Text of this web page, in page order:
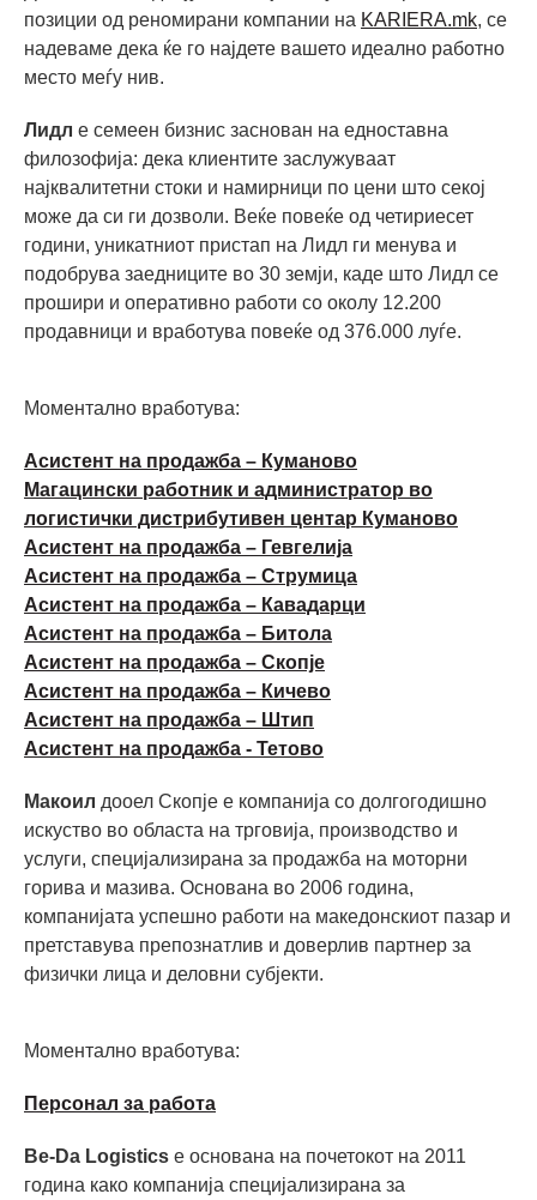
позиции од реномирани компании на KARIERA.mk, се
надеваме дека ќе го најдете вашето идеално работно
место меѓу нив.
Лидл е семеен бизнис заснован на едноставна
филозофија: дека клиентите заслужуваат
најквалитетни стоки и намирници по цени што секој
може да си ги дозволи. Веќе повеќе од четириесет
години, уникатниот пристап на Лидл ги менувa и
подобрувa заедниците во 30 земји, каде што Лидл се
прошири и оперативно работи со околу 12.200
продавници и вработува повеќе од 376.000 луѓе.
Моментално вработува:
Асистент на продажба – Куманово
Магацински работник и администратор во
логистички дистрибутивен центар Куманово
Асистент на продажба – Гевгелија
Асистент на продажба – Струмица
Асистент на продажба – Кавадарци
Асистент на продажба – Битола
Асистент на продажба – Скопје
Асистент на продажба – Кичево
Асистент на продажба – Штип
Асистент на продажба - Тетово
Макоил дооел Скопје е компанија со долгогодишно
искуство во областа на трговија, производство и
услуги, специјализирана за продажба на моторни
горива и мазива. Основана во 2006 година,
компанијата успешно работи на македонскиот пазар и
претставува препознатлив и доверлив партнер за
физички лица и деловни субјекти.
Моментално вработува:
Персонал за работа
Be-Da Logistics е основана на почетокот на 2011
година како компанија специјализирана за